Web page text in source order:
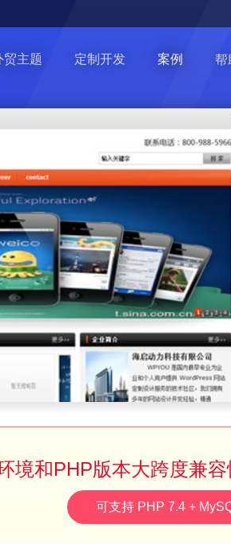
贸主题 定制开发 案例 帮
境和PHP版本大跨度兼
可支持 PHP 7.4 +